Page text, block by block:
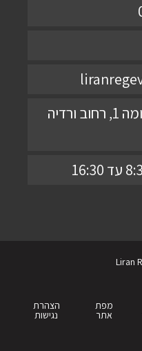
כתובת: ורדיה סנטר-קומה 1, רחוב ורדיה
מפת
אתר
הצהרת
נגישות